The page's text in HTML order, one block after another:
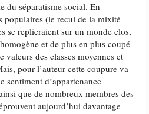
du séparatisme social. En
populaires (le recul de la mixité
se replieraient sur un monde clos,
et de plus en plus coupé
valeurs des classes moyennes et
pour l’auteur cette coupure va
sentiment d’appartenance
que de nombreux membres des
aujourd’hui davantage